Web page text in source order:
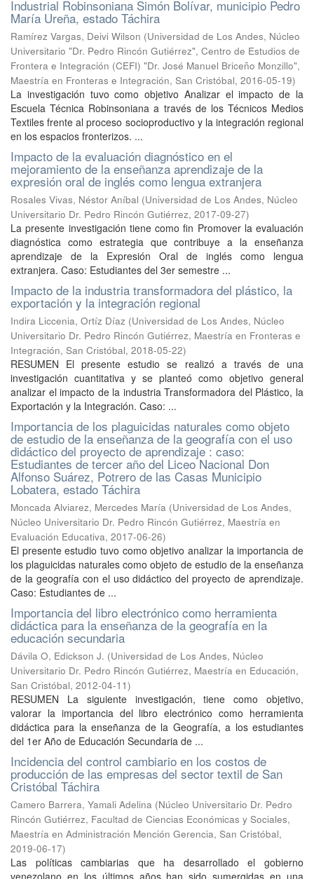
Industrial Robinsoniana Simón Bolívar, municipio Pedro
María Ureña, estado Táchira
Ramírez Vargas, Deivi Wilson (Universidad de Los Andes, Núcleo
Universitario "Dr. Pedro Rincón Gutiérrez", Centro de Estudios de
Frontera e Integración (CEFI) "Dr. José Manuel Briceño Monzillo",
Maestría en Fronteras e Integración, San Cristóbal, 2016-05-19)
La investigación tuvo como objetivo Analizar el impacto de la
Escuela Técnica Robinsoniana a través de los Técnicos Medios
Textiles frente al proceso socioproductivo y la integración regional
en los espacios fronterizos. ...
Impacto de la evaluación diagnóstico en el
mejoramiento de la enseñanza aprendizaje de la
expresión oral de inglés como lengua extranjera
Rosales Vivas, Néstor Aníbal (Universidad de Los Andes, Núcleo
Universitario Dr. Pedro Rincón Gutiérrez, 2017-09-27)
La presente investigación tiene como fin Promover la evaluación
diagnóstica como estrategia que contribuye a la enseñanza
aprendizaje de la Expresión Oral de inglés como lengua
extranjera. Caso: Estudiantes del 3er semestre ...
Impacto de la industria transformadora del plástico, la
exportación y la integración regional
Indira Liccenia, Ortíz Díaz (Universidad de Los Andes, Núcleo
Universitario Dr. Pedro Rincón Gutiérrez, Maestría en Fronteras e
Integración, San Cristóbal, 2018-05-22)
RESUMEN El presente estudio se realizó a través de una
investigación cuantitativa y se planteó como objetivo general
analizar el impacto de la industria Transformadora del Plástico, la
Exportación y la Integración. Caso: ...
Importancia de los plaguicidas naturales como objeto
de estudio de la enseñanza de la geografía con el uso
didáctico del proyecto de aprendizaje : caso:
Estudiantes de tercer año del Liceo Nacional Don
Alfonso Suárez, Potrero de las Casas Municipio
Lobatera, estado Táchira
Moncada Alviarez, Mercedes María (Universidad de Los Andes,
Núcleo Universitario Dr. Pedro Rincón Gutiérrez, Maestría en
Evaluación Educativa, 2017-06-26)
El presente estudio tuvo como objetivo analizar la importancia de
los plaguicidas naturales como objeto de estudio de la enseñanza
de la geografía con el uso didáctico del proyecto de aprendizaje.
Caso: Estudiantes de ...
Importancia del libro electrónico como herramienta
didáctica para la enseñanza de la geografía en la
educación secundaria
Dávila O, Edickson J. (Universidad de Los Andes, Núcleo
Universitario Dr. Pedro Rincón Gutiérrez, Maestría en Educación,
San Cristóbal, 2012-04-11)
RESUMEN La siguiente investigación, tiene como objetivo,
valorar la importancia del libro electrónico como herramienta
didáctica para la enseñanza de la Geografía, a los estudiantes
del 1er Año de Educación Secundaria de ...
Incidencia del control cambiario en los costos de
producción de las empresas del sector textil de San
Cristóbal Táchira
Camero Barrera, Yamali Adelina (Núcleo Universitario Dr. Pedro
Rincón Gutiérrez, Facultad de Ciencias Económicas y Sociales,
Maestría en Administración Mención Gerencia, San Cristóbal,
2019-06-17)
Las políticas cambiarias que ha desarrollado el gobierno
venezolano en los últimos años han sido sumergidas en una